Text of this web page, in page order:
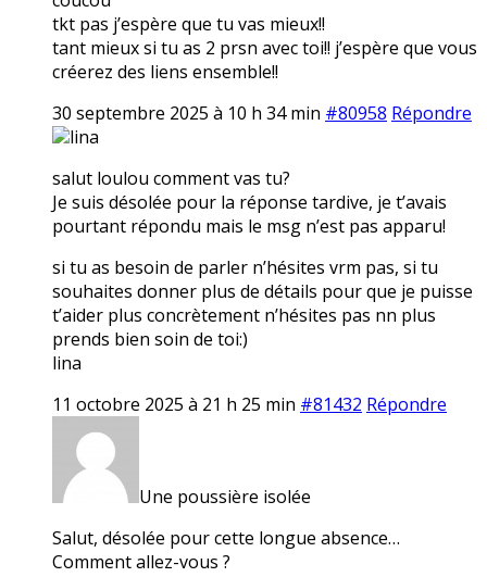
tkt pas j’espère que tu vas mieux!!
tant mieux si tu as 2 prsn avec toi!! j’espère que vous
créerez des liens ensemble!!
30 septembre 2025 à 10 h 34 min #80958 Répondre
lina
salut loulou comment vas tu?
Je suis désolée pour la réponse tardive, je t’avais
pourtant répondu mais le msg n’est pas apparu!
si tu as besoin de parler n’hésites vrm pas, si tu
souhaites donner plus de détails pour que je puisse
t’aider plus concrètement n’hésites pas nn plus
prends bien soin de toi:)
lina
11 octobre 2025 à 21 h 25 min #81432 Répondre
Une poussière isolée
Salut, désolée pour cette longue absence…
Comment allez-vous ?